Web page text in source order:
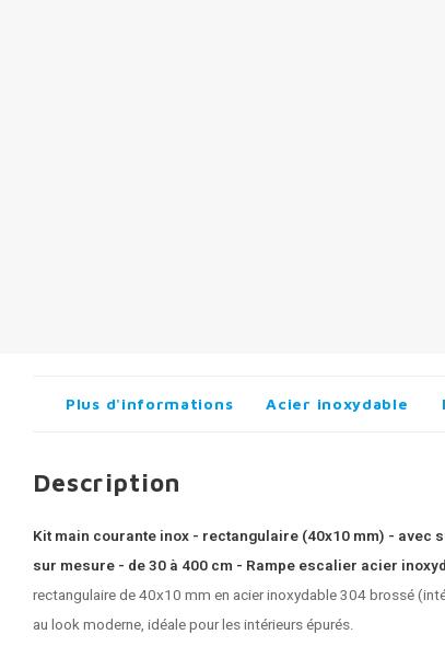
Plus d'informations Acier inoxydable
Description
Kit main courante inox - rectangulaire (40x10 mm) - avec
sur mesure - de 30 à 400 cm - Rampe escalier acier
rectangulaire de 40x10 mm en acier inoxydable 304 brossé
au look moderne, idéale pour les intérieurs épurés.